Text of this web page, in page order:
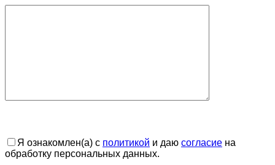
Я ознакомлен(а) с политикой и даю согласие на
обработку персональных данных.